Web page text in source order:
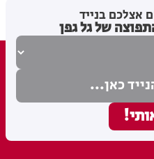
אצלכם בנייד
של גל גפן